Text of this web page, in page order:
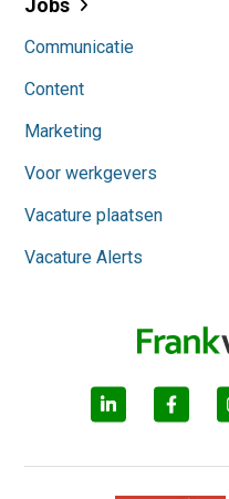
Jobs
Communicatie
Content
Marketing
Voor werkgevers
Vacature plaatsen
Vacature Alerts